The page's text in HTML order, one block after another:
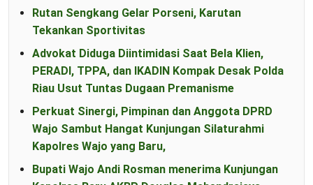
Rutan Sengkang Gelar Porseni, Karutan
Tekankan Sportivitas
Advokat Diduga Diintimidasi Saat Bela Klien,
PERADI, TPPA, dan IKADIN Kompak Desak Polda
Riau Usut Tuntas Dugaan Premanisme
Perkuat Sinergi, Pimpinan dan Anggota DPRD
Wajo Sambut Hangat Kunjungan Silaturahmi
Kapolres Wajo yang Baru,
Bupati Wajo Andi Rosman menerima Kunjungan